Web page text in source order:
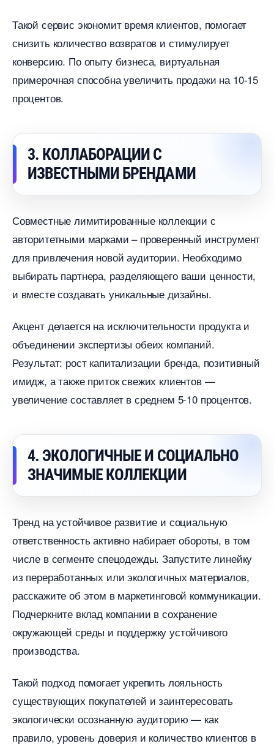
Такой сервис экономит время клиентов, помогает
снизить количество возвратов и стимулирует
конверсию. По опыту бизнеса, виртуальная
примерочная способна увеличить продажи на 10-15
процентов.
3. КОЛЛАБОРАЦИИ С
ИЗВЕСТНЫМИ БРЕНДАМИ
Совместные лимитированные коллекции с
авторитетными марками – проверенный инструмент
для привлечения новой аудитории. Необходимо
ыбирать партнера, разделяющего ваши ценности,
и вместе создавать уникальные дизайны.
Акцент делается на исключительности продукта и
объединении экспертизы обеих компаний.
Результат: рост капитализации бренда, позитивный
имидж, а также приток свежих клиентов —
увеличение составляет в среднем 5-10 процентов.
4. ЭКОЛОГИЧНЫЕ И СОЦИАЛЬНО
ЗНАЧИМЫЕ КОЛЛЕКЦИИ
Тренд на устойчивое развитие и социальную
ответственность активно набирает обороты, в том
числе в сегменте спецодежды. Запустите линейку
из переработанных или экологичных материалов,
расскажите об этом в маркетинговой коммуникации.
Подчеркните вклад компании в сохранение
окружающей среды и поддержку устойчивого
производства.
Такой подход помогает укрепить лояльность
существующих покупателей и заинтересовать
экологически осознанную аудиторию — как
правило, уровень доверия и количество клиенто